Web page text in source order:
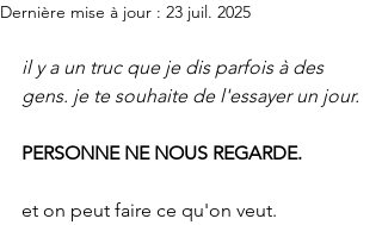
Dernière mise à jour : 23 juil. 2025
il y a un truc que je dis parfois à des
gens. je te souhaite de l'essayer un jour.
PERSONNE NE NOUS REGARDE.
et on peut faire ce qu'on veut.